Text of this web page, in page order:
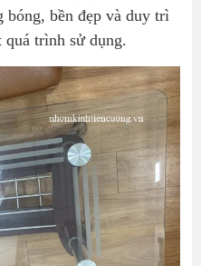
bóng, bền đẹp và duy trì
trình sử dụng.